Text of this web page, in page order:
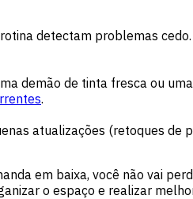
detectam problemas
demão de tinta fresca ou
.
atualizações (retoques de
em baixa, você não vai
o espaço e realizar